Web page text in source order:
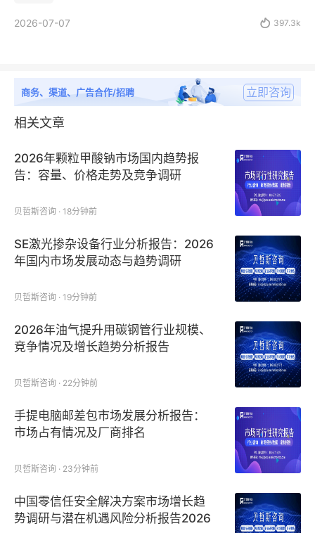
2026-07-07  397.3k
商务、渠道、广告合作/招聘 立即咨询
相关文章
2026年颗粒甲酸钠市场国内趋势报
告：容量、价格走势及竞争调研
贝哲斯咨询 · 18分钟前
SE激光掺杂设备行业分析报告：2026
年国内市场发展动态与趋势调研
贝哲斯咨询 · 19分钟前
2026年油气提升用碳钢管行业规模、
竞争情况及增长趋势分析报告
贝哲斯咨询 · 22分钟前
手提电脑邮差包市场发展分析报告：
市场占有情况及厂商排名
贝哲斯咨询 · 23分钟前
中国零信任安全解决方案市场增长趋
势调研与潜在机遇风险分析报告2026